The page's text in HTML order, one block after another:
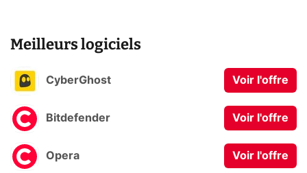
Meilleurs logiciels
CyberGhost Voir l'offre
Bitdefender Voir l'offre
Opera Voir l'offre